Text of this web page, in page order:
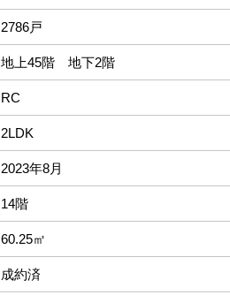
2786戸
地上45階 地下2階
RC
2LDK
2023年8月
14階
60.25㎡
成約済